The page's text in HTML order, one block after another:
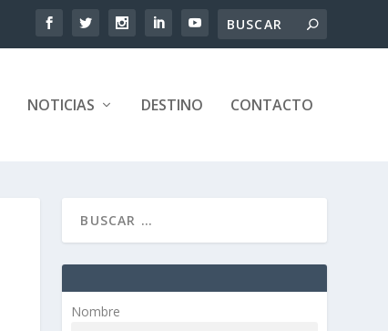
NOTICIAS DESTINO CONTACTO
Nombre